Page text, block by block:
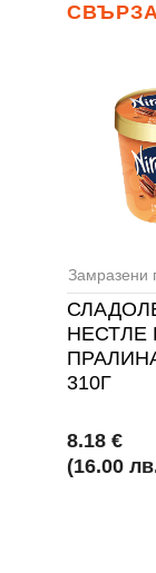
НЕСТЛЕ
310Г
8.18 €
(16.00